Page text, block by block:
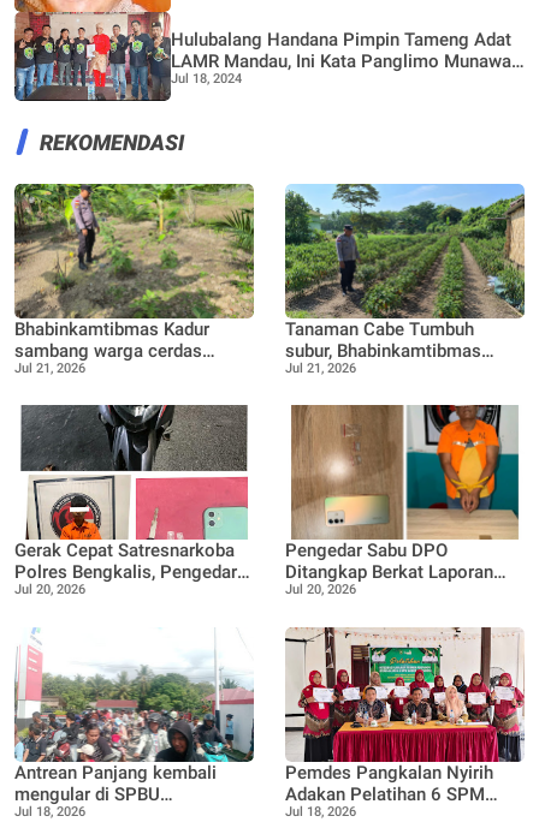
Hulubalang Handana Pimpin Tameng Adat
LAMR Mandau, Ini Kata Panglimo Munawar
Rosidi
Jul 18, 2024
REKOMENDASI
Bhabinkamtibmas Kadur
sambang warga cerdas
manfaatkan pekarangan
pertanian bergizi
Jul 21, 2026
Tanaman Cabe Tumbuh
subur, Bhabinkamtibmas
Tanjung Punak lakukan
Jul 21, 2026
Gerak Cepat Satresnarkoba
Polres Bengkalis, Pengedar
Sabu Dibekuk di Rimba
Jul 20, 2026
Pengedar Sabu DPO
Ditangkap Berkat Laporan
Call Center 110,
Bengkalis Tegaskan
Komitmen P4GN
Jul 20, 2026
Antrean Panjang kembali
mengular di SPBU
16.287.090, Teluk Lecah,
Jul 18, 2026
Pemdes Pangkalan Nyirih
Adakan Pelatihan 6 SPM
Posyandu, guna Tingkatkan
Jul 18, 2026